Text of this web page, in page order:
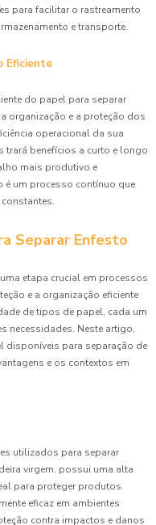
para facilitar o rastreamento
e transporte.
Eficiente
do papel para separar
organização e a proteção dos
operacional da sua
trará benefícios a curto e longo
mais produtivo e
é um processo contínuo que
Separar Enfesto
etapa crucial em processos
e a organização eficiente
de tipos de papel, cada um
necessidades. Neste artigo,
disponíveis para separação de
e os contextos em
utilizados para separar
virgem, possui uma alta
para proteger produtos
eficaz em ambientes
contra impactos e danos